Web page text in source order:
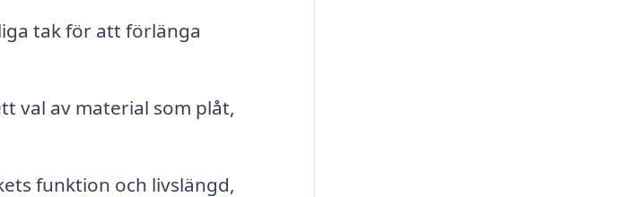
tak för att förlänga
val av material som plåt,
funktion och livslängd,